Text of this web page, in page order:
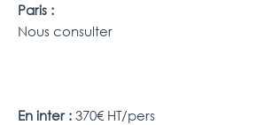
Paris :
Nous consulter
En inter : 370€ HT/pers